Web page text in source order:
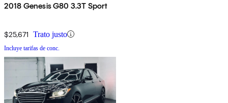
2018 Genesis G80 3.3T Sport
$25,671 Trato justo
Incluye tarifas de conc.